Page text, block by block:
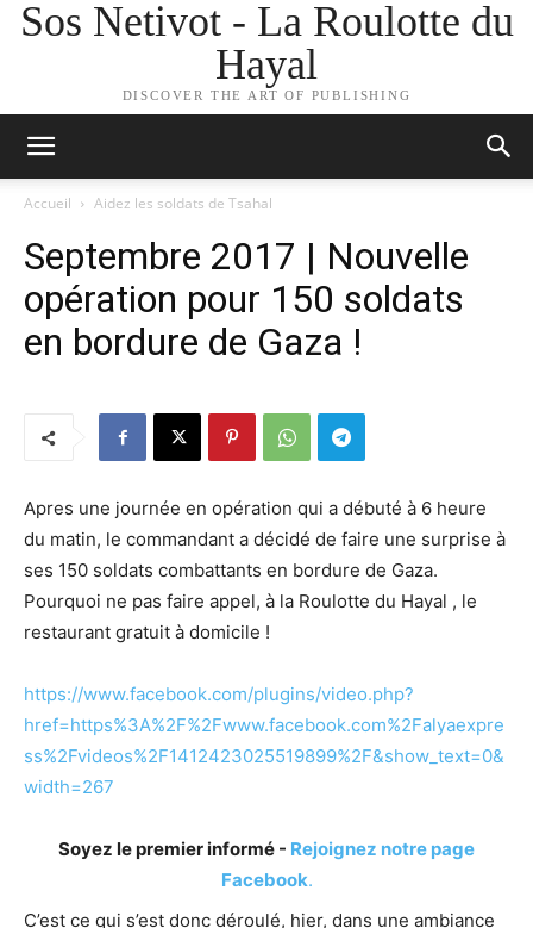
Sos Netivot - La Roulotte du
Hayal
DISCOVER THE ART OF PUBLISHING
Accueil Aidez les soldats de Tsahal
Septembre 2017 | Nouvelle
opération pour 150 soldats
en bordure de Gaza !
Apres une journée en opération qui a débuté à 6 heure
du matin, le commandant a décidé de faire une surprise à
ses 150 soldats combattants en bordure de Gaza.
Pourquoi ne pas faire appel, à la Roulotte du Hayal , le
restaurant gratuit à domicile !
https://www.facebook.com/plugins/video.php?
href=https%3A%2F%2Fwww.facebook.com%2Falyaexpre
ss%2Fvideos%2F1412423025519899%2F&show_text=0&
width=267
Soyez le premier informé - Rejoignez notre page
Facebook.
C’est ce qui s’est donc déroulé, hier, dans une ambiance